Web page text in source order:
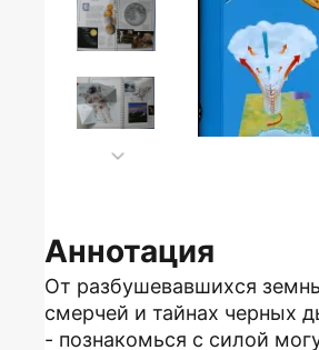
Аннотация
От разбушевавшихся
смерчей и тайнах черных
- познакомься с силой